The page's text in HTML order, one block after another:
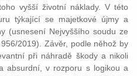
vyšší životní náklady. V této
týkající se majetkové újmy a
(usnesení Nejvyššího soudu ze
2019). Závěr, podle něhož by
při náhradě škody a nikoli
absurdní, v rozporu s logikou a